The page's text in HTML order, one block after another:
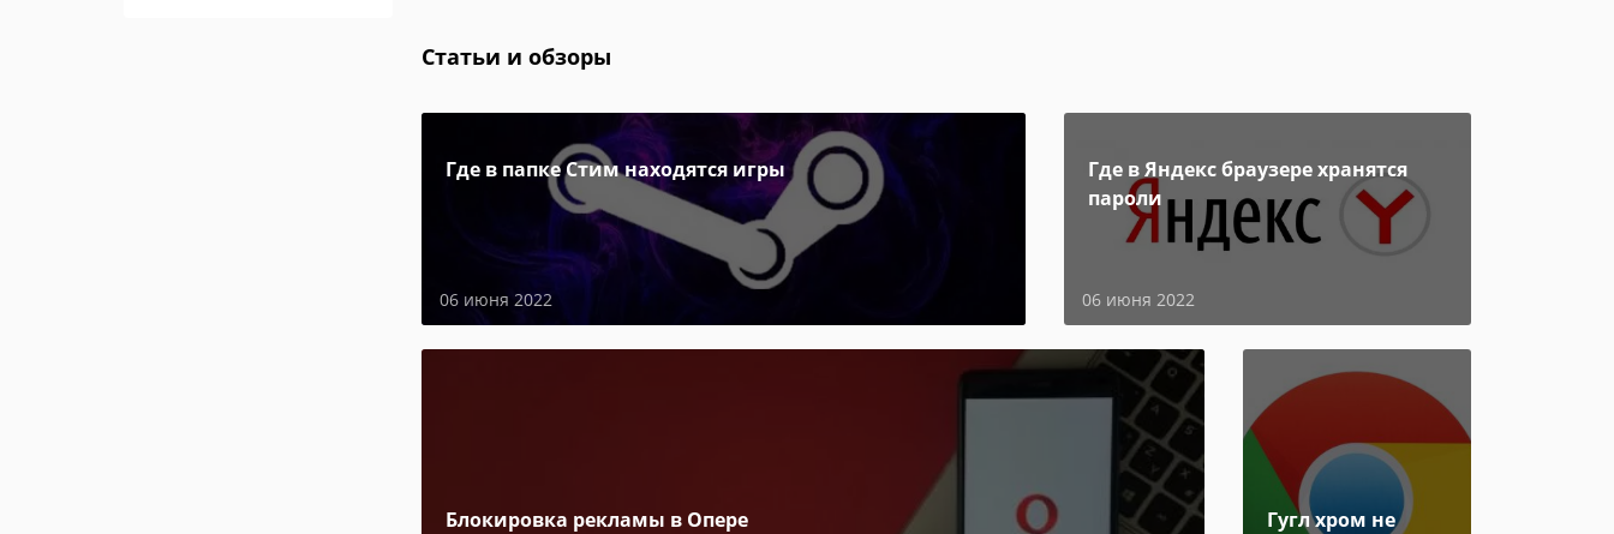
Статьи и обзоры
Где в папке Стим находятся игры
06 июня 2022
Где в Яндекс браузере хранятся
пароли
06 июня 2022
Блокировка рекламы в Опере
Гугл хром не